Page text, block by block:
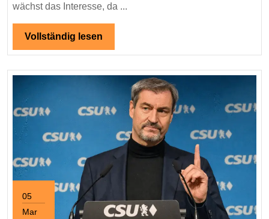
Auftritt
wächst das Interesse, da ...
Vollständig lesen
lesen
05
Mar